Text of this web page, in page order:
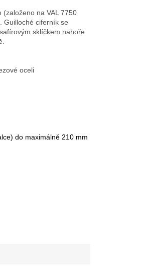
na VAL 7750
Guilloché ciferník se
sklíčkem nahoře
oceli
do maximálně 210 mm